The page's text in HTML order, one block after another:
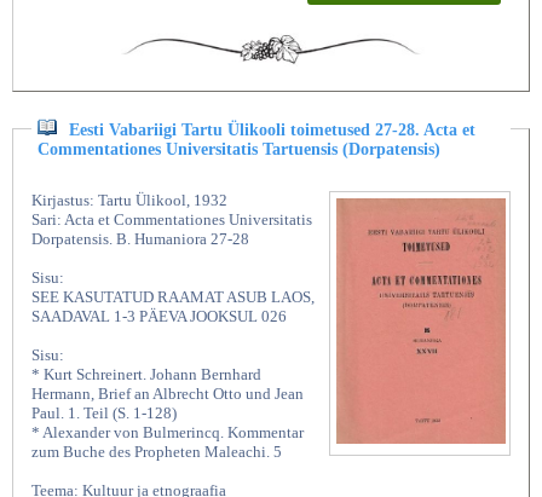
Eesti Vabariigi Tartu Ülikooli toimetused 27-28. Acta et
Commentationes Universitatis Tartuensis (Dorpatensis)
Kirjastus: Tartu Ülikool, 1932
Sari: Acta et Commentationes Universitatis
Dorpatensis. B. Humaniora 27-28
Sisu:
SEE KASUTATUD RAAMAT ASUB LAOS,
SAADAVAL 1-3 PÄEVA JOOKSUL 026
Sisu:
* Kurt Schreinert. Johann Bernhard
Hermann, Brief an Albrecht Otto und Jean
Paul. 1. Teil (S. 1-128)
* Alexander von Bulmerincq. Kommentar
zum Buche des Propheten Maleachi. 5
Teema: Kultuur ja etnograafia